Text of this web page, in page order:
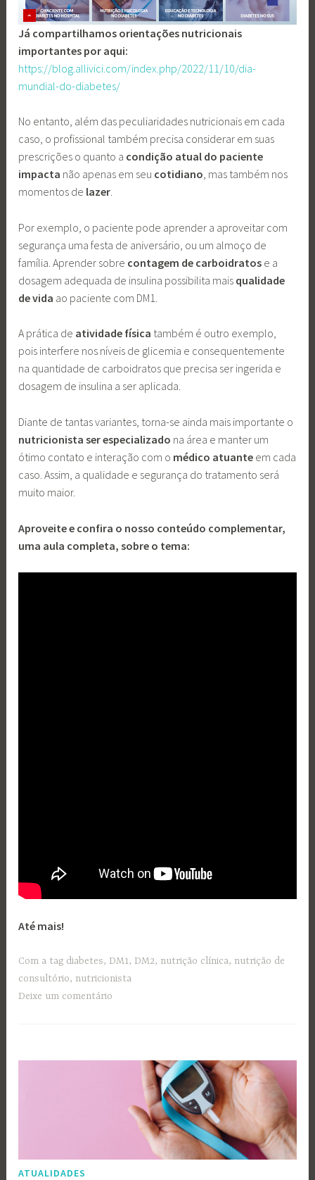
Já compartilhamos orientações nutricionais
importantes por aqui:
https://blog.allivici.com/index.php/2022/11/10/dia-
mundial-do-diabetes/
No entanto, além das peculiaridades nutricionais em cada
caso, o profissional também precisa considerar em suas
prescrições o quanto a condição atual do paciente
impacta não apenas em seu cotidiano, mas também nos
momentos de lazer.
Por exemplo, o paciente pode aprender a aproveitar com
segurança uma festa de aniversário, ou um almoço de
família. Aprender sobre contagem de carboidratos e a
dosagem adequada de insulina possibilita mais qualidade
de vida ao paciente com DM1.
A prática de atividade física também é outro exemplo,
pois interfere nos níveis de glicemia e consequentemente
na quantidade de carboidratos que precisa ser ingerida e
dosagem de insulina a ser aplicada.
Diante de tantas variantes, torna-se ainda mais importante o
nutricionista ser especializado na área e manter um
ótimo contato e interação com o médico atuante em cada
caso. Assim, a qualidade e segurança do tratamento será
muito maior.
Aproveite e confira o nosso conteúdo complementar,
uma aula completa, sobre o tema:
Até mais!
Com a tag diabetes,DM1,DM2, nutrição clínica, nutrição de
consultório, nutricionista
Deixe um comentário
ATUALIDADES